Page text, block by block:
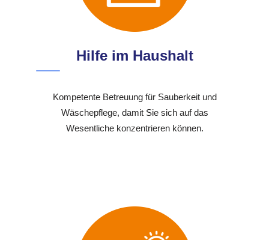
Hilfe im Haushalt
Kompetente Betreuung für Sauberkeit und
Wäschepflege, damit Sie sich auf das
Wesentliche konzentrieren können.